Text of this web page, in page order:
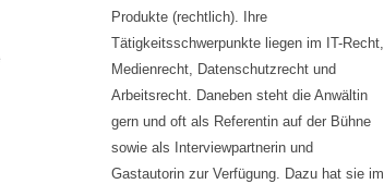
Produkte (rechtlich). Ihre
Tätigkeitsschwerpunkte liegen im IT-Recht,
Medienrecht, Datenschutzrecht und
Arbeitsrecht. Daneben steht die Anwältin
gern und oft als Referentin auf der Bühne
sowie als Interviewpartnerin und
Gastautorin zur Verfügung. Dazu hat sie im